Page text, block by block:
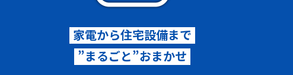
家電から住宅設備まで
”まるごと”おまかせ